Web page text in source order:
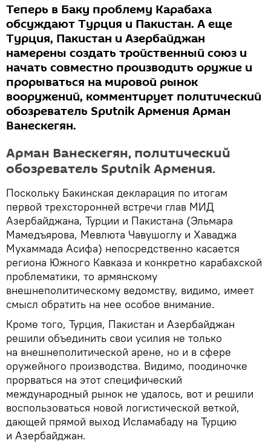
Теперь в Баку проблему Карабаха
обсуждают Турция и Пакистан. А еще
Турция, Пакистан и Азербайджан
намерены создать тройственный союз и
начать совместно производить оружие и
прорываться на мировой рынок
вооружений, комментирует политический
обозреватель Sputnik Армения Арман
Ванескегян.
Арман Ванескегян, политический
обозреватель Sputnik Армения.
Поскольку Бакинская декларация по итогам
первой трехсторонней встречи глав МИД
Азербайджана, Турции и Пакистана (Эльмара
Мамедъярова, Мевлюта Чавушоглу и Хаваджа
Мухаммада Асифа) непосредственно касается
региона Южного Кавказа и конкретно карабахской
проблематики, то армянскому
внешнеполитическому ведомству, видимо, имеет
смысл обратить на нее особое внимание.
Кроме того, Турция, Пакистан и Азербайджан
решили объединить свои усилия не только
на внешнеполитической арене, но и в сфере
оружейного производства. Видимо, поодиночке
прорваться на этот специфический
международный рынок не удалось, вот и решили
воспользоваться новой логистической веткой,
дающей прямой выход Исламабаду на Турцию
и Азербайджан.